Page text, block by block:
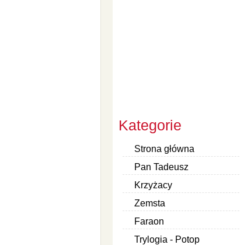
Kategorie
Strona główna
Pan Tadeusz
Krzyżacy
Zemsta
Faraon
Trylogia - Potop